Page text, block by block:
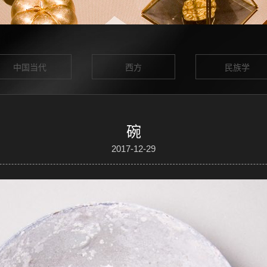
中国当代 西方 民族学
碗
2017-12-29